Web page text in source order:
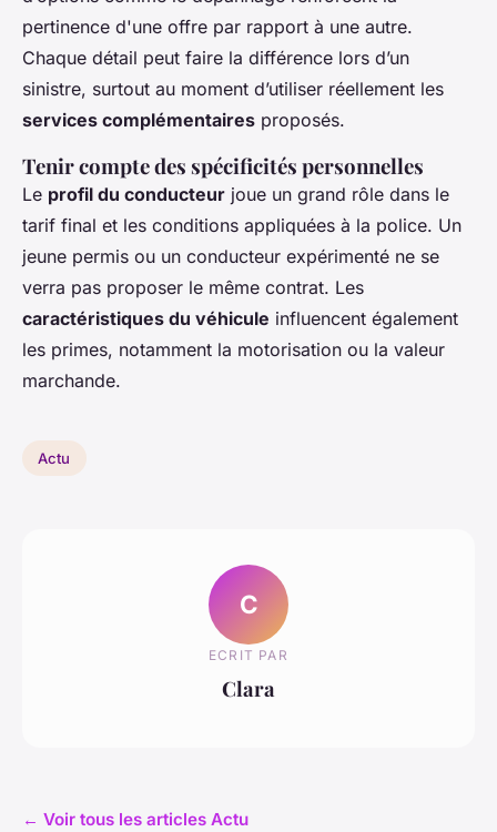
pertinence d'une offre par rapport à une autre.
Chaque détail peut faire la différence lors d’un
sinistre, surtout au moment d’utiliser réellement les
services complémentaires proposés.
Tenir compte des spécificités personnelles
Le profil du conducteur joue un grand rôle dans le
tarif final et les conditions appliquées à la police. Un
jeune permis ou un conducteur expérimenté ne se
verra pas proposer le même contrat. Les
caractéristiques du véhicule influencent également
les primes, notamment la motorisation ou la valeur
marchande.
Actu
C
ECRIT PAR
Clara
← Voir tous les articles Actu